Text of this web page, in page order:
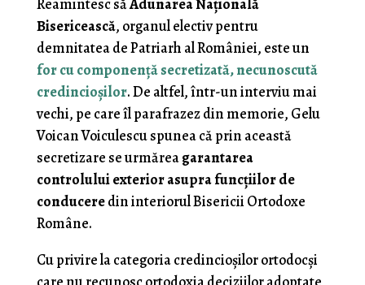
Reamintesc săAdunarea Naţională
Bisericească, organul electiv pentru
demnitatea de Patriarh al României, este un
for cu componenţă secretizată, necunoscută
credincioşilor. De altfel, într-un interviu mai
vechi, pe care îl parafrazez din memorie, Gelu
Voican Voiculescu spunea că prin această
secretizare se urmăreagarantarea
controlului exterior asupra funcţiilor de
conduceredin interiorul Bisericii Ortodoxe
Române.
Cu privire la categoria credincioşilor ortodocşi